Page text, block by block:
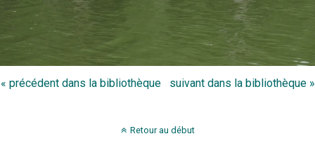
« précédent dans la bibliothèque suivant dans la bibliothèque »
Retour au début